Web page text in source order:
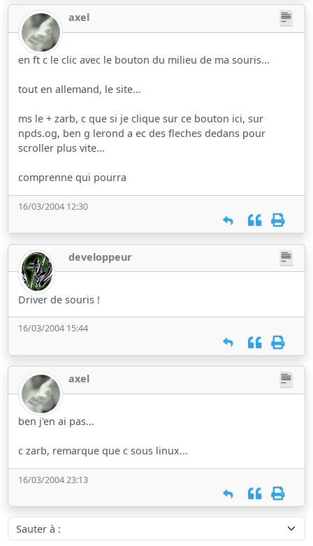
axel
en ft c le clic avec le bouton du milieu de ma souris...
tout en allemand, le site...
ms le + zarb, c que si je clique sur ce bouton ici, sur
npds.og, ben g lerond a ec des fleches dedans pour
scroller plus vite...
comprenne qui pourra
16/03/2004 12:30
developpeur
Driver de souris !
16/03/2004 15:44
axel
ben j'en ai pas...
c zarb, remarque que c sous linux...
16/03/2004 23:13
Sauter à :